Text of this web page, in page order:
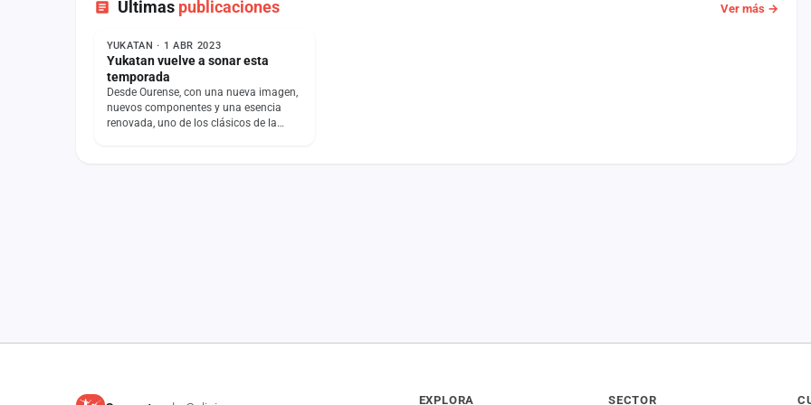
Últimas publicaciones Ver más →
NOTICIA
YUKATAN · 1 ABR 2023
Yukatan vuelve a sonar esta
temporada
Desde Ourense, con una nueva imagen,
nuevos componentes y una esencia
renovada, uno de los clásicos de la
EXPLORA SECTOR